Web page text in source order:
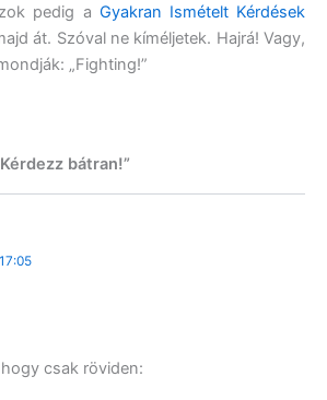
pedig a Gyakran Ismételt Kérdések
át. Szóval ne kíméljetek. Hajrá! Vagy,
„Fighting!”
bátran!”
csak röviden: